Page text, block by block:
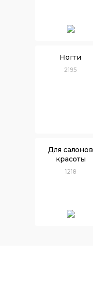
Ногти
2195
Для салонов
красоты
1218